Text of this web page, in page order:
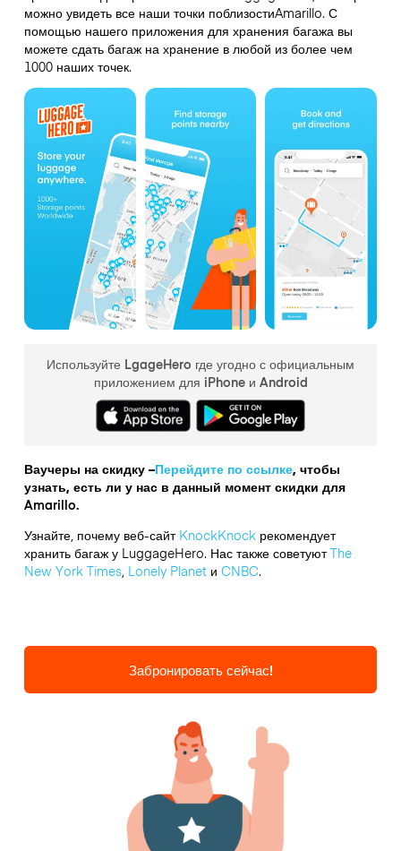
можно увидеть все наши точки поблизостиAmarillo. С
помощью нашего приложения для хранения багажа вы
можете сдать багаж на хранение в любой из более чем
1000 наших точек.
Используйте LgageHero где угодно с официальным
приложением для iPhone и Android
Ваучеры на скидку –Перейдите по ссылке, чтобы
узнать, есть ли у нас в данный момент скидки для
Amarillo.
Узнайте, почему веб-сайт KnockKnockрекомендует
хранить багаж у LuggageHero. Нас также советуютThe
New York Times, Lonely Planetи CNBC.
Забронировать сейчас!